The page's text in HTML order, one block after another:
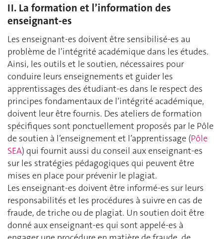
II. La formation et l’information des
enseignant-es
Les enseignant-es doivent être sensibilisé-es au
problème de l’intégrité académique dans les études.
Ainsi, les outils et le soutien, nécessaires pour
conduire leurs enseignements et guider les
apprentissages des étudiant-es dans le respect des
principes fondamentaux de l’intégrité académique,
doivent leur être fournis. Des ateliers de formation
spécifiques sont ponctuellement proposés par le Pôle
de soutien à l’enseignement et l’apprentissage (Pôle
SEA) qui fournit aussi du conseil aux enseignant-es
sur les stratégies pédagogiques qui peuvent être
mises en place pour prévenir le plagiat.
Les enseignant-es doivent être informé-es sur leurs
responsabilités et les procédures à suivre en cas de
fraude, de triche ou de plagiat. Un soutien doit être
donné aux enseignant-es qui sont appelé-es à